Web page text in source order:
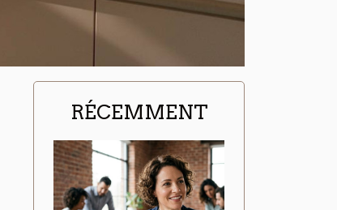
RÉCEMMENT